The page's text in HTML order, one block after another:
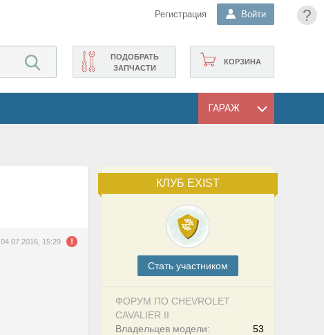
?
Регистрация Войти
КОРЗИНА
ПОДОБРАТЬ
ЗАПЧАСТИ
ГАРАЖ
КЛУБ EXIST
Cтать участником
ФОРУМ ПО CHEVROLET
CAVALIER II
53
Владельцев модели:
04.07.2016, 15:29